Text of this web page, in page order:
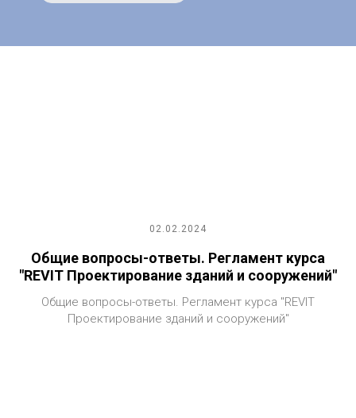
02.02.2024
Общие вопросы-ответы. Регламент курса
"REVIT Проектирование зданий и сооружений"
Общие вопросы-ответы. Регламент курса "REVIT
Проектирование зданий и сооружений"